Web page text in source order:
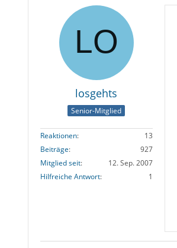
losgehts
Senior-Mitglied
Reaktionen
13
Beiträge
927
Mitglied seit
12. Sep. 2007
Hilfreiche Antwort
1